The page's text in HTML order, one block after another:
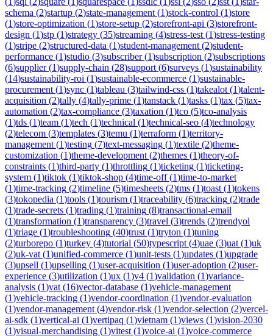
schema (2)startup (2)state-management (1)stock-control (1)store
(1)store-optimization (1)store-setup (2)storefront-api (3)storefront-
design (1)stp (1)strategy (35)streaming (4)stress-test (1)stress-testing
(1)stripe (2)structured-data (1)student-management (2)student-
performance (1)studio (3)subscriber(1)subscription (2)subscriptions
(6)supplier(1)supply-chain (28)support (6)surveys (1)sustainability
(14)sustainability-roi (1)sustainable-ecommerce (1)sustainable-
procurement (1)sync (1)tableau (3)tailwind-css (1)takealot (1)talent-
acquisition (2)tally (4)tally-prime (1)tanstack (1)tasks (1)tax (5)tax-
automation (2)tax-compliance (3)taxation (1)tco (5)tco-analysis
(1)tds (1)team (1)tech (1)technical (1)technical-seo (4)technology
(2)telecom (3)templates (3)temu (1)terraform (1)territory-
management (1)testing (7)text-messaging (1)textile (2)theme-
customization (1)theme-development (2)themes (1)theory-of-
constraints (1)third-party (1)throttling (1)ticketing (1)ticketing-
system (1)tiktok (1)tiktok-shop (4)time-off(1)time-to-market
(1)time-tracking (2)timeline (5)timesheets (2)tms (1)toast (1)tokens
(3)tokopedia (1)tools (1)tourism (1)traceability (6)tracking (2)trade
(1)trade-secrets (1)trading (1)training (8)transactional-email
(1)transformation (1)transparency (3)travel (3)trends (2)trendyol
(1)triage (1)troubleshooting (40)trust (1)tryton (1)tuning
(2)turborepo (1)turkey (4)tutorial (50)typescript (4)uae (3)uat (1)uk
(2)uk-vat (1)unified-commerce (1)unit-tests (1)updates (1)upgrade
(3)upsell (1)upselling (1)user-acquisition (1)user-adoption (2)user-
experience (3)utilization (1)ux (1)v4 (1)validation (1)variance-
analysis (1)vat (16)vector-database (1)vehicle-management
(1)vehicle-tracking (1)vendor-coordination (1)vendor-evaluation
(1)vendor-management (4)vendor-risk (1)vendor-selection (2)vercel-
ai-sdk (1)vertical-ai (1)vertipaq (1)vietnam (1)views (1)vision-2030
(1)visual-merchandising (1)vitest (1)voice-ai (1)voice-commerce